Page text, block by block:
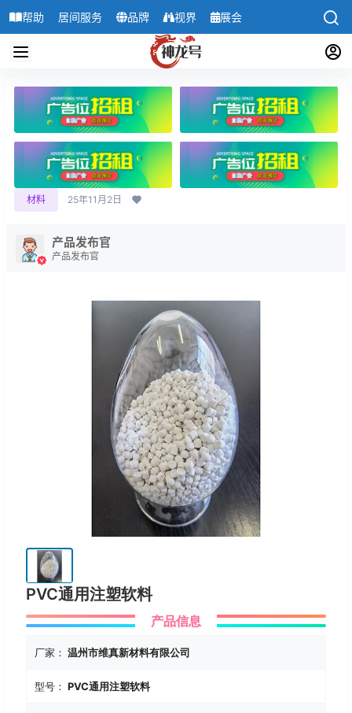
帮助 居间服务 品牌 视界 展会
材料 25年11月2日
产品发布官
产品发布官
PVC通用注塑软料
产品信息
厂家： 温州市维真新材料有限公司
型号： PVC通用注塑软料